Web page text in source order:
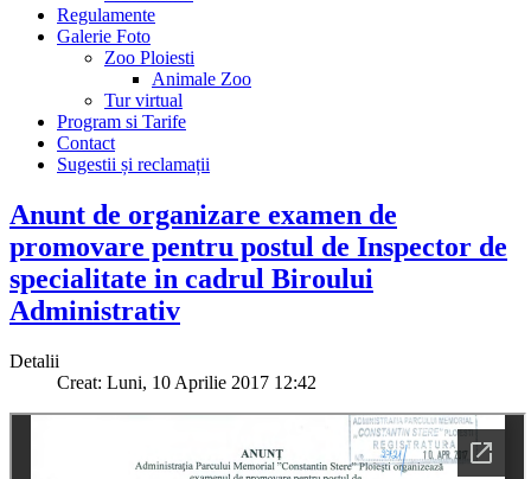
Regulamente
Galerie Foto
Zoo Ploiesti
Animale Zoo
Tur virtual
Program si Tarife
Contact
Sugestii și reclamații
Anunt de organizare examen de
promovare pentru postul de Inspector de
specialitate in cadrul Biroului
Administrativ
Detalii
Creat: Luni, 10 Aprilie 2017 12:42